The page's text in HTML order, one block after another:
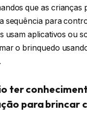
que as crianças
sequência para
usam aplicativos ou
o brinquedo
ter
para brincar